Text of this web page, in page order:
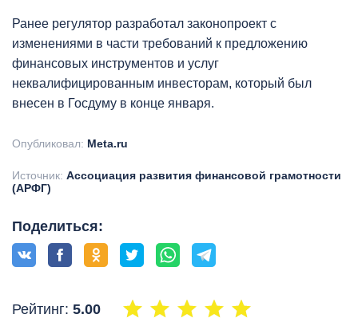
Ранее регулятор разработал законопроект с
изменениями в части требований к предложению
финансовых инструментов и услуг
неквалифицированным инвесторам, который был
внесен в Госдуму в конце января.
Опубликовал: Meta.ru
Источник: Ассоциация развития финансовой грамотности
(АРФГ)
Поделиться:
Рейтинг: 5.00